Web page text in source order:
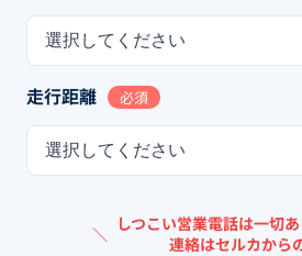
選択してください
走行距離 必須
選択してください
＼ しつこい営業電話は一切あ
連絡はセルカから